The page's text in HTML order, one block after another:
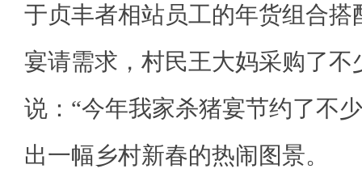
于贞丰者相站员工的年货组合搭
宴请需求，村民王大妈采购了不
说：“今年我家杀猪宴节约了不
出一幅乡村新春的热闹图景。